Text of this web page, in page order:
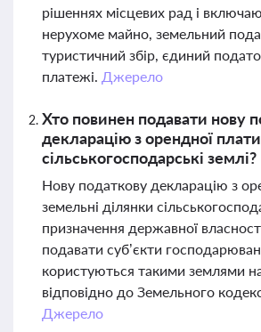
рішеннях місцевих рад і
нерухоме майно, земельний
туристичний збір, єдиний
платежі. Джерело
Хто повинен подавати нову
декларацію з орендної
сільськогосподарські землі?
Нову податкову декларацію з
земельні ділянки
призначення державної
подавати суб’єкти
користуються такими землями
відповідно до Земельного
Джерело